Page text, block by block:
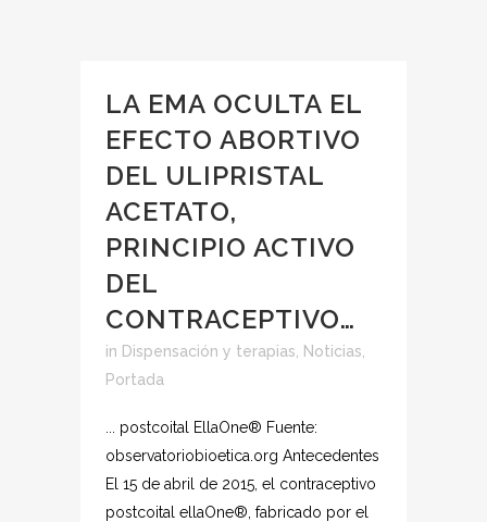
LA EMA OCULTA EL
EFECTO ABORTIVO
DEL ULIPRISTAL
ACETATO,
PRINCIPIO ACTIVO
DEL
CONTRACEPTIVO…
in Dispensación y terapias Noticias
Portada
... postcoital EllaOne® Fuente:
observatoriobioetica.org Antecedentes
El 15 de abril de 2015, el contraceptivo
postcoital ellaOne®, fabricado por el